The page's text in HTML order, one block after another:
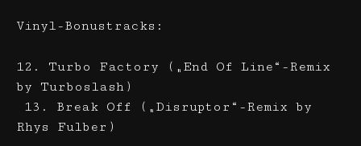
Vinyl-Bonustracks:
12. Turbo Factory („End Of Line“-Remix
by Turboslash)
13. Break Off („Disruptor“-Remix by
Rhys Fulber)